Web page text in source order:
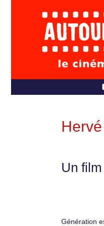
Un
Génération